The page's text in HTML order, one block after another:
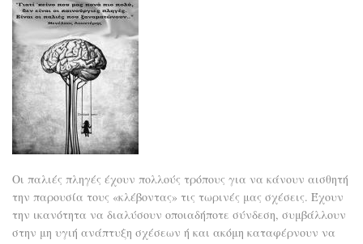
Οι παλιές πληγές έχουν πολλούς τρόπους για να κάνουν αισθητή
την παρουσία τους «κλέβοντας» τις τωρινές μας σχέσεις. Έχουν
την ικανότητα να διαλύσουν οποιαδήποτε σύνδεση, συμβάλλουν
στην μη υγιή ανάπτυξη σχέσεων ή και ακόμη καταφέρνουν να